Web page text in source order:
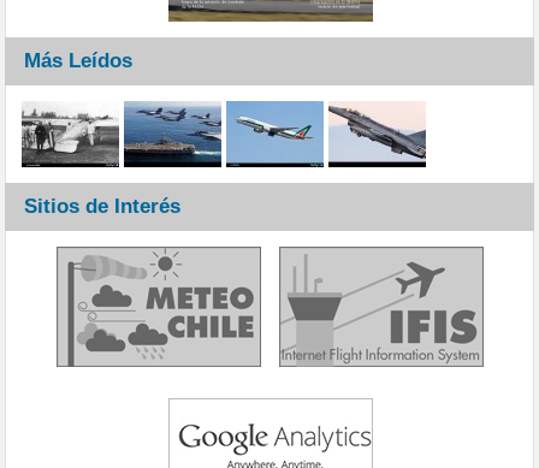
Más Leídos
Sitios de Interés